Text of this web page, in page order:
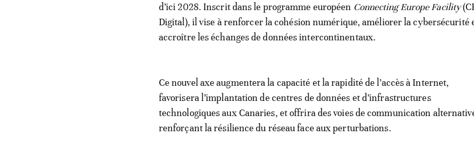
d’ici 2028. Inscrit dans le programme européen Connecting Europe Facility
Digital), il vise à renforcer la cohésion numérique, améliorer la cybersécurité
accroître les échanges de données intercontinentaux.
Ce nouvel axe augmentera la capacité et la rapidité de l’accès à Internet,
favorisera l’implantation de centres de données et d’infrastructures
technologiques aux Canaries, et offrira des voies de communication
renforçant la résilience du réseau face aux perturbations.